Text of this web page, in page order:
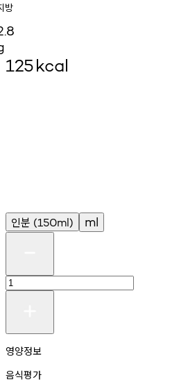
방
125kcal
인분 (150ml) ml
영양정보
음식평가